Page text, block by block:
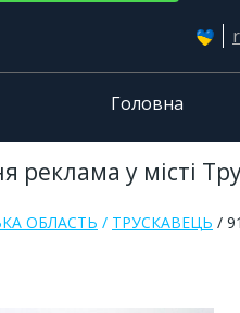
Головна
реклама у місті
ОБЛАСТЬ ТРУСКАВЕЦЬ